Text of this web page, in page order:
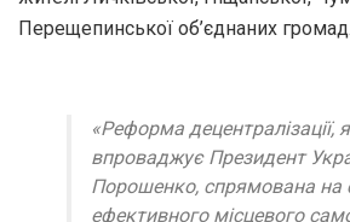
Перещепинської об’єднаних громад.
«Реформа децентралізації,
впроваджує Президент
Порошенко, спрямована на
ефективного місцевого